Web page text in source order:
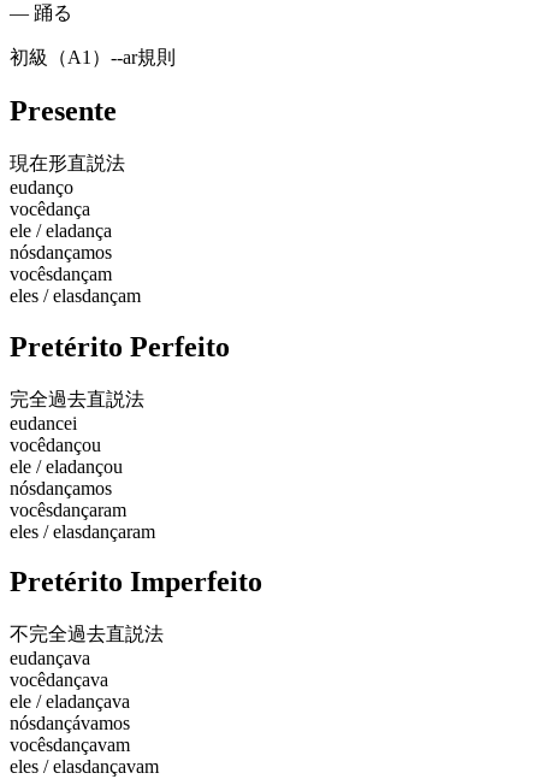
— 踊る
初級（A1） --ar規則
Presente
現在形直説法
eudanço
vocêdança
ele / eladança
nósdançamos
vocêsdançam
eles / elasdançam
Pretérito Perfeito
完全過去直説法
eudancei
vocêdançou
ele / eladançou
nósdançamos
vocêsdançaram
eles / elasdançaram
Pretérito Imperfeito
不完全過去直説法
eudançava
vocêdançava
ele / eladançava
nósdançávamos
vocêsdançavam
eles / elasdançavam